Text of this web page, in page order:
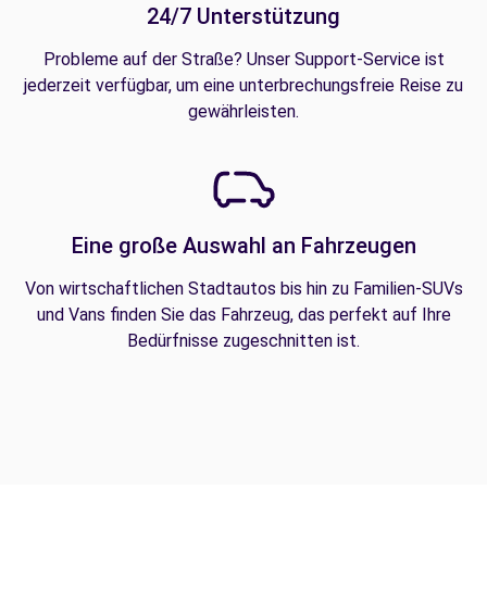
24/7 Unterstützung
Probleme auf der Straße? Unser Support-Service ist
jederzeit verfügbar, um eine unterbrechungsfreie Reise zu
gewährleisten.
Eine große Auswahl an Fahrzeugen
Von wirtschaftlichen Stadtautos bis hin zu Familien-SUVs
und Vans finden Sie das Fahrzeug, das perfekt auf Ihre
Bedürfnisse zugeschnitten ist.